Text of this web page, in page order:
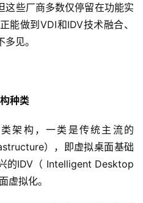
这些厂商多数仅停留在功能实
能做到VDI和IDV技术融合、
见。
种类
架构，一类是传统主流的
），即虚拟桌面基础
的IDV（ Intelligent Desktop
拟化。